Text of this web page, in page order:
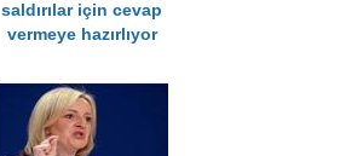
saldırılar için cevap
vermeye hazırlıyor